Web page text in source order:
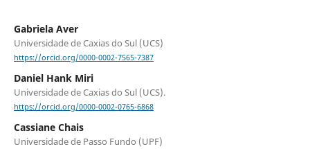
Gabriela Aver
Universidade de Caxias do Sul (UCS)
https://orcid.org/0000-0002-7565-7387
Daniel Hank Miri
Universidade de Caxias do Sul (UCS).
https://orcid.org/0000-0002-0765-6868
Cassiane Chais
Universidade de Passo Fundo (UPF)